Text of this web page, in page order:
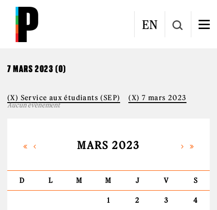
Aller au contenu principal
EN
CALENDRIER
7 MARS 2023 (0)
(X) Service aux étudiants (SEP) (X) 7 mars 2023
Aucun événement
MARS 2023
D L M M J V S
1 2 3 4